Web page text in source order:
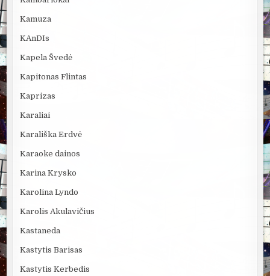
Kamuza
KAnDIs
Kapela Švedė
Kapitonas Flintas
Kaprizas
Karaliai
Karališka Erdvė
Karaoke dainos
Karina Krysko
Karolina Lyndo
Karolis Akulavičius
Kastaneda
Kastytis Barisas
Kastytis Kerbedis